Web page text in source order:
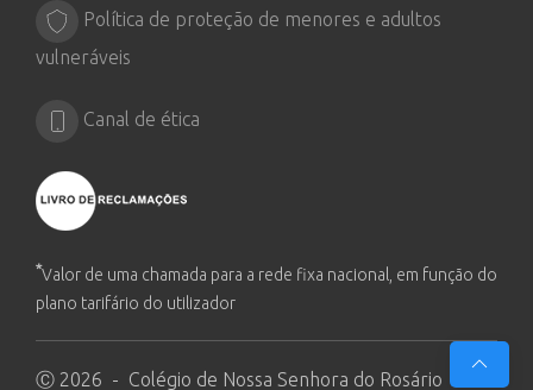
Política de proteção de menores e adultos
vulneráveis
Canal de ética
*Valor de uma chamada para a rede fixa nacional, em função do
plano tarifário do utilizador
Ⓒ 2026 - Colégio de Nossa Senhora do Rosário